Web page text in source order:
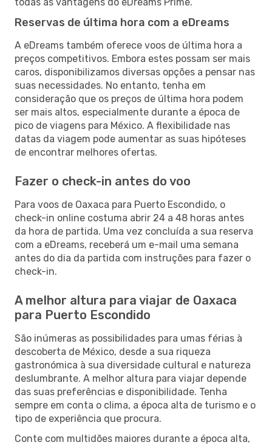
Reservas de última hora com a eDreams
A eDreams também oferece voos de última hora a
preços competitivos. Embora estes possam ser mais
caros, disponibilizamos diversas opções a pensar nas
suas necessidades. No entanto, tenha em
consideração que os preços de última hora podem
ser mais altos, especialmente durante a época de
pico de viagens para México. A flexibilidade nas
datas da viagem pode aumentar as suas hipóteses
de encontrar melhores ofertas.
Fazer o check-in antes do voo
Para voos de Oaxaca para Puerto Escondido, o
check-in online costuma abrir 24 a 48 horas antes
da hora de partida. Uma vez concluída a sua reserva
com a eDreams, receberá um e-mail uma semana
antes do dia da partida com instruções para fazer o
check-in.
A melhor altura para viajar de Oaxaca
para Puerto Escondido
São inúmeras as possibilidades para umas férias à
descoberta de México, desde a sua riqueza
gastronómica à sua diversidade cultural e natureza
deslumbrante. A melhor altura para viajar depende
das suas preferências e disponibilidade. Tenha
sempre em conta o clima, a época alta de turismo e o
tipo de experiência que procura.
Conte com multidões maiores durante a época alta,